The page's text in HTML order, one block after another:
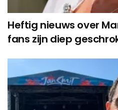
Heftig nieuws over
fans zijn diep